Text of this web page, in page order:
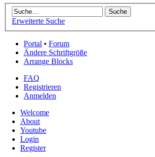
Erweiterte Suche
Portal • Forum
Ändere Schriftgröße
Arrange Blocks
FAQ
Registrieren
Anmelden
Welcome
About
Youtube
Login
Register